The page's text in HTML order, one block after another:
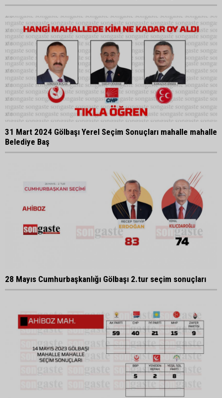
31 Mart 2024 Gölbaşı Yerel Seçim Sonuçları mahalle mahalle
Belediye Baş
28 Mayıs Cumhurbaşkanlığı Gölbaşı 2.tur seçim sonuçları